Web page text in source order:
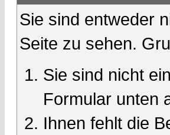
Sie sind entweder
Seite zu sehen.
Sie sind nicht
Formular unten
Ihnen fehlt die